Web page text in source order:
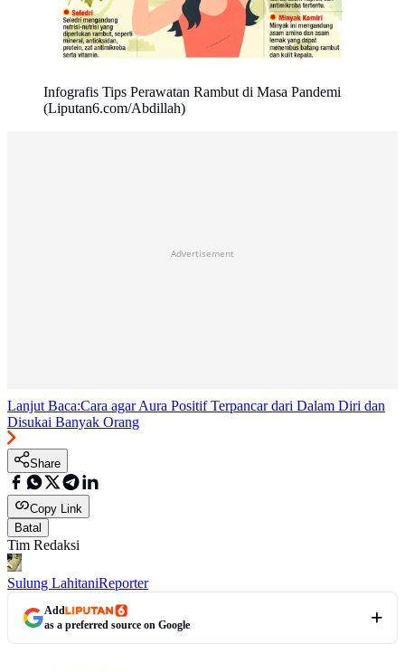
Infografis Tips Perawatan Rambut di Masa Pandemi
(Liputan6.com/Abdillah)
Advertisement
Lanjut Baca:Cara agar Aura Positif Terpancar dari Dalam Diri dan
Disukai Banyak Orang
Share
Copy Link
Batal
Tim Redaksi
Sulung LahitaniReporter
Add
as a preferred source on Google